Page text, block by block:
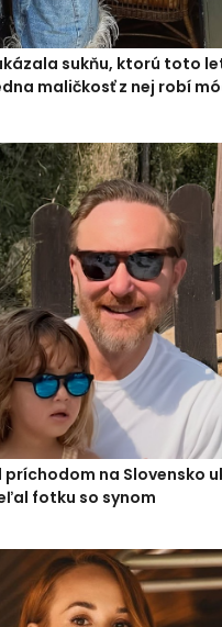
sukňu, ktorú toto
maličkosť z nej robí
na Slovensko
fotku so synom